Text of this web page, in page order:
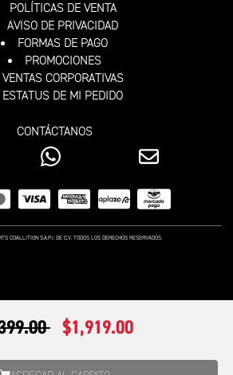
REDUCIDO DE
A $1,919.00
POLÍTICAS DE VENTA
AVISO DE PRIVACIDAD
FORMAS DE PAGO
PROMOCIONES
VENTAS CORPORATIVAS
ESTATUS DE MI PEDIDO
CONTÁCTANOS
COALLITION S.A.P.I. DE C.V. TODOS LOS DERECHOS RESERVADOS.